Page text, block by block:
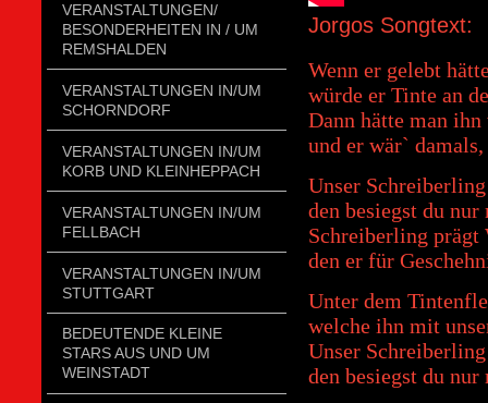
VERANSTALTUNGEN/
BESONDERHEITEN IN / UM
REMSHALDEN
VERANSTALTUNGEN IN/UM
SCHORNDORF
VERANSTALTUNGEN IN/UM
KORB UND KLEINHEPPACH
VERANSTALTUNGEN IN/UM
FELLBACH
VERANSTALTUNGEN IN/UM
STUTTGART
BEDEUTENDE KLEINE
STARS AUS UND UM
WEINSTADT
Jorgos Songtext:
Wenn er gelebt
würde er Tinte an
Dann hätte man
und er wär`
Unser
den besiegst du
Schreiberling prägt
den er für
Unter dem
welche ihn mit
Unser
den besiegst du